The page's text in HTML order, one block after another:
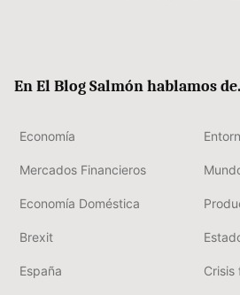
En El Blog Salmón hablamos
Economía
Mercados Financieros
Economía Doméstica
Brexit
España Crisis